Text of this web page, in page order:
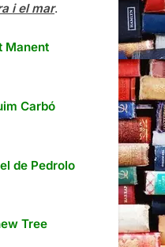
i el mar.
Manent
Carbó
de Pedrolo
Tree